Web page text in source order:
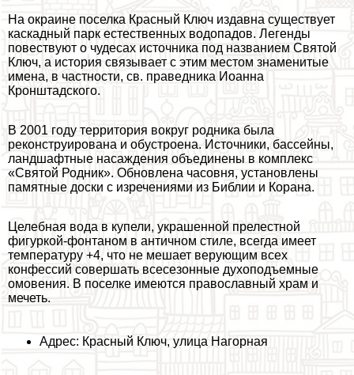
На окраине поселка Красный Ключ издавна существует
каскадный парк естественных водопадов. Легенды
повествуют о чудесах источника под названием Святой
Ключ, а история связывает с этим местом знаменитые
имена, в частности, св. праведника Иоанна
Кронштадского.
В 2001 году территория вокруг родника была
реконструирована и обустроена. Источники, бассейны,
ландшафтные насаждения объединены в комплекс
«Святой Родник». Обновлена часовня, установлены
памятные доски с изречениями из Библии и Корана.
Целебная вода в купели, украшенной прелестной
фигуркой-фонтаном в античном стиле, всегда имеет
температуру +4, что не мешает верующим всех
конфессий совершать всесезонные духоподъемные
омовения. В поселке имеются православный храм и
мечеть.
Адрес: Красный Ключ, улица Нагорная